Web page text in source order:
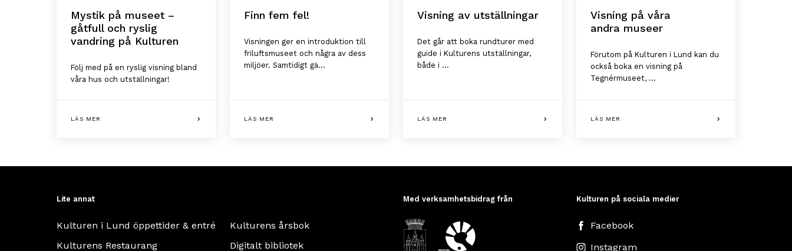
Mystik på museet –
gåtfull och ryslig
vandring på Kulturen
Följ med på en ryslig visning bland
våra hus och utställningar!
LÄS MER
Finn fem fel!
Visningen ger en introduktion till
friluftsmuseet och några av dess
miljöer. Samtidigt gä...
LÄS MER
Visning av utställningar
Det går att boka rundturer med
guide i Kulturens utställningar,
både i ...
LÄS MER
Visning på våra
andra museer
Förutom på Kulturen i Lund kan du
också boka en visning på
Tegnérmuseet, ...
LÄS MER
Lite annat
Kulturen i Lund öppettider & entré
Kulturens Restaurang
Kulturens årsbok
Digitalt bibliotek
Med verksamhetsbidrag från Kulturen på sociala medier
Facebook
Instagram